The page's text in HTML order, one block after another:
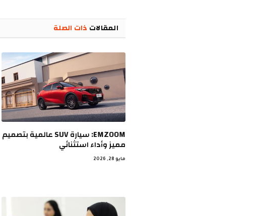
المقالات ذات الصلة
EMZOOM: سيارة SUV عالمية بتصميم
مميز وأداء استثنائي
مايو 28, 2026